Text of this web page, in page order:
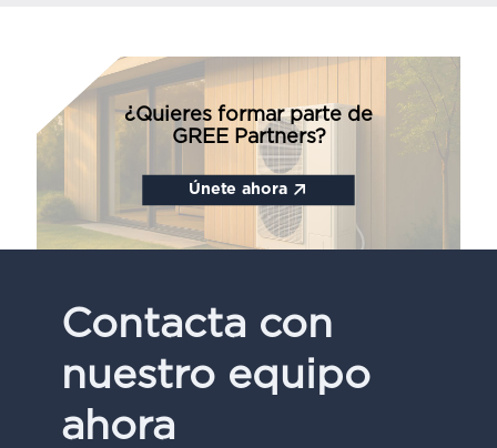
Únete ahora
¿Quieres formar parte de
GREE Partners?
Contacta con
nuestro equipo
ahora